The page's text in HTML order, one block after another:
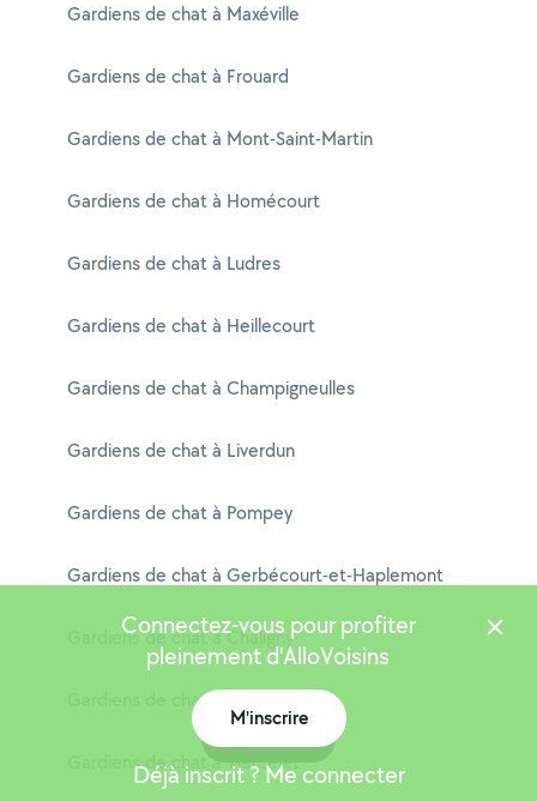
Gardiens de chat à Maxéville
Gardiens de chat à Frouard
Gardiens de chat à Mont-Saint-Martin
Gardiens de chat à Homécourt
Gardiens de chat à Ludres
Gardiens de chat à Heillecourt
Gardiens de chat à Champigneulles
Gardiens de chat à Liverdun
Gardiens de chat à Pompey
Gardiens de chat à Gerbécourt-et-Haplemont
Gardiens de chat à Chaligny
Gardiens de chat à Benney
Gardiens de chat à Tiercelet
Connectez-vous pour profiter
pleinement d'AlloVoisins
M'inscrire
Déjà inscrit ? Me connecter